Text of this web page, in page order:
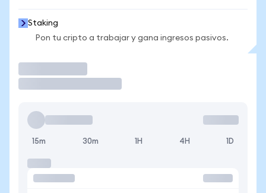
Staking
Pon tu cripto a trabajar y gana ingresos pasivos.
15m 30m 1H 4H 1D